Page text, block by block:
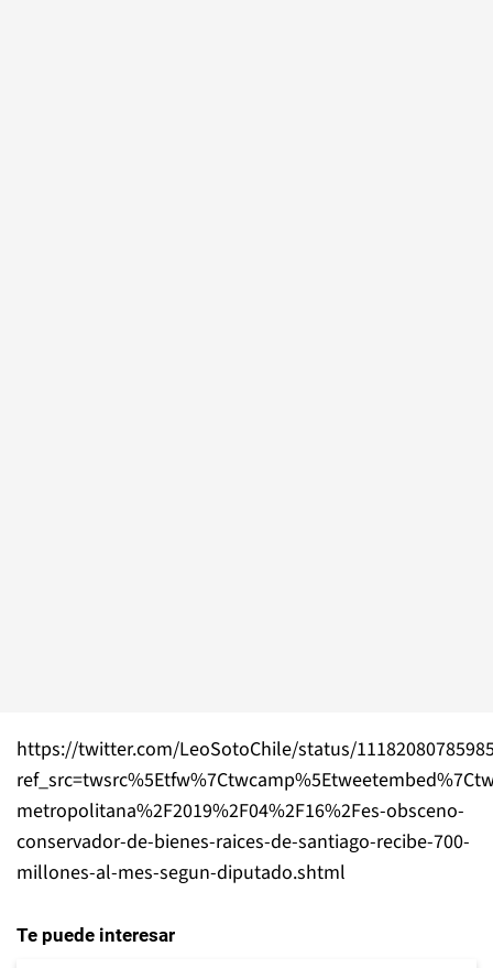
https://twitter.com/LeoSotoChile/status/
metropolitana%2F2019%2F04%2F16%2Fes-obsceno-
conservador-de-bienes-raices-de-santiago-recibe-700-
millones-al-mes-segun-diputado.shtml
Te puede interesar